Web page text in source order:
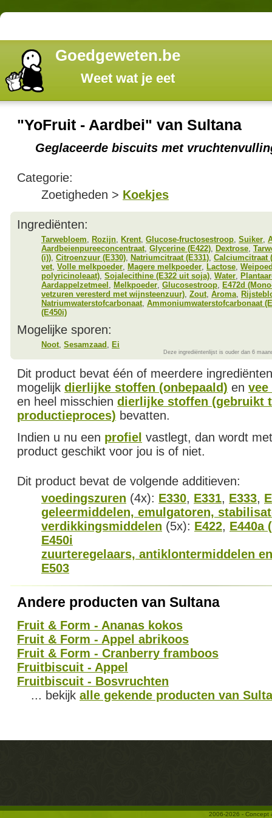
Goedgeweten.be
Weet wat je eet
"YoFruit - Aardbei" van Sultana
Geglaceerde biscuits met
Categorie:
Zoetigheden > Koekjes
Ingrediënten:
Tarwebloem Rozijn Krent Glucose-fructosestroop Suiker
Aardbeienpureeconcentraat Glycerine (E422) Dextrose
(i)) Citroenzuur (E330) Natriumcitraat (E331) Calciumcitraat
vet Volle melkpoeder Magere melkpoeder Lactose
polyricinoleaat) Sojalecithine (E322 uit soja) Water
Aardappelzetmeel Melkpoeder Glucosestroop E472d
vetzuren veresterd met wijnsteenzuur) Zout Aroma
Natriumwaterstofcarbonaat Ammoniumwaterstofcarbonaat
(E450i)
Mogelijke sporen:
Noot Sesamzaad Ei
Deze ingrediëntenlijst is ouder dan 6
Dit product bevat één of meerdere
mogelijk dierlijke stoffen (onbepaald) en
en heel misschien dierlijke stoffen (gebruikt
productieproces) bevatten.
Indien u nu een profiel vastlegt, dan wordt
product geschikt voor jou is of niet.
Dit product bevat de volgende additieven:
voedingszuren (4x): E330, E331, E333,
geleermiddelen, emulgatoren,
verdikkingsmiddelen (5x): E422, E440a
E450i
zuurteregelaars, antiklontermiddelen
E503
Andere producten van Sultana
Fruit & Form - Ananas kokos
Fruit & Form - Appel abrikoos
Fruit & Form - Cranberry framboos
Fruitbiscuit - Appel
Fruitbiscuit - Bosvruchten
... bekijk alle gekende producten van
2006-2026 - Concept